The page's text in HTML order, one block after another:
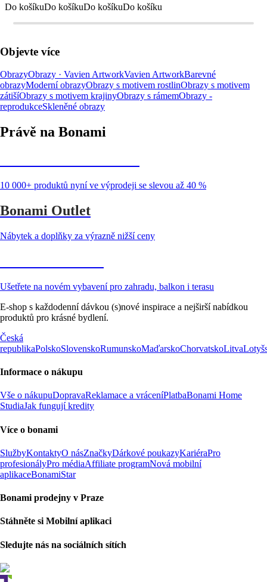
Do košíkuDo košíkuDo košíkuDo košíku
Objevte více
ObrazyObrazy · Vavien ArtworkVavien ArtworkBarevné
obrazyModerní obrazyObrazy s motivem rostlinObrazy s motivem
zátišíObrazy s motivem krajinyObrazy s rámemObrazy -
reprodukceSkleněné obrazy
Právě na Bonami
10 000+ produktů nyní ve výprodeji se slevou až 40 %
Bonami Outlet
Nábytek a doplňky za výrazně nižší ceny
Ušetřete na novém vybavení pro zahradu, balkon i terasu
E-shop s každodenní dávkou (s)nové inspirace a nejširší nabídkou
produktů pro krásné bydlení.
Česká
republikaPolskoSlovenskoRumunskoMaďarskoChorvatskoLitva
Informace o nákupu
Vše o nákupuDopravaReklamace a vráceníPlatbaBonami Home
StudiaJak fungují kredity
Více o bonami
SlužbyKontaktyO násZnačkyDárkové poukazyKariéraPro
profesionályPro médiaAffiliate programNová mobilní
aplikaceBonamiStar
Bonami prodejny v Praze
Stáhněte si Mobilní aplikaci
Sledujte nás na sociálních sítích